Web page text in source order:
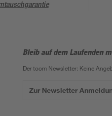
Bleib auf dem Laufenden
Der toom Newsletter: Keine
Zur Newsletter